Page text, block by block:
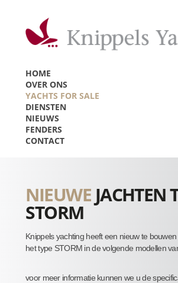
HOME
OVER ONS
YACHTS FOR SALE
DIENSTEN
NIEUWS
FENDERS
CONTACT
NIEUWE JACHTEN
STORM
Knippels yachting heeft een nieuw te
het type STORM in de volgende modellen
voor meer informatie kunnen we u de